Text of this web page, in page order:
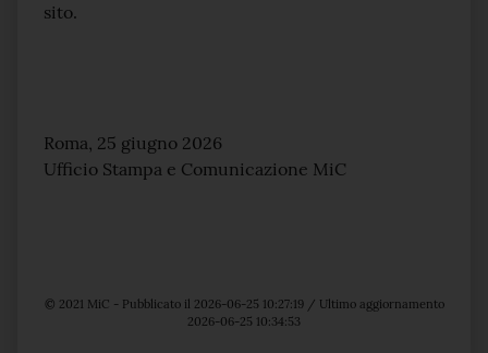
sito.
Roma, 25 giugno 2026
Ufficio Stampa e Comunicazione MiC
© 2021 MiC - Pubblicato il 2026-06-25 10:27:19 / Ultimo aggiornamento
2026-06-25 10:34:53